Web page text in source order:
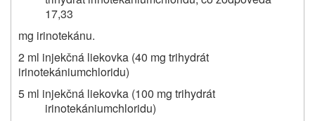
17,33
mg irinotekánu.
2 ml injekčná liekovka (40 mg trihydrát
irinotekániumchloridu)
5 ml injekčná liekovka (100 mg trihydrát
irinotekániumchloridu)